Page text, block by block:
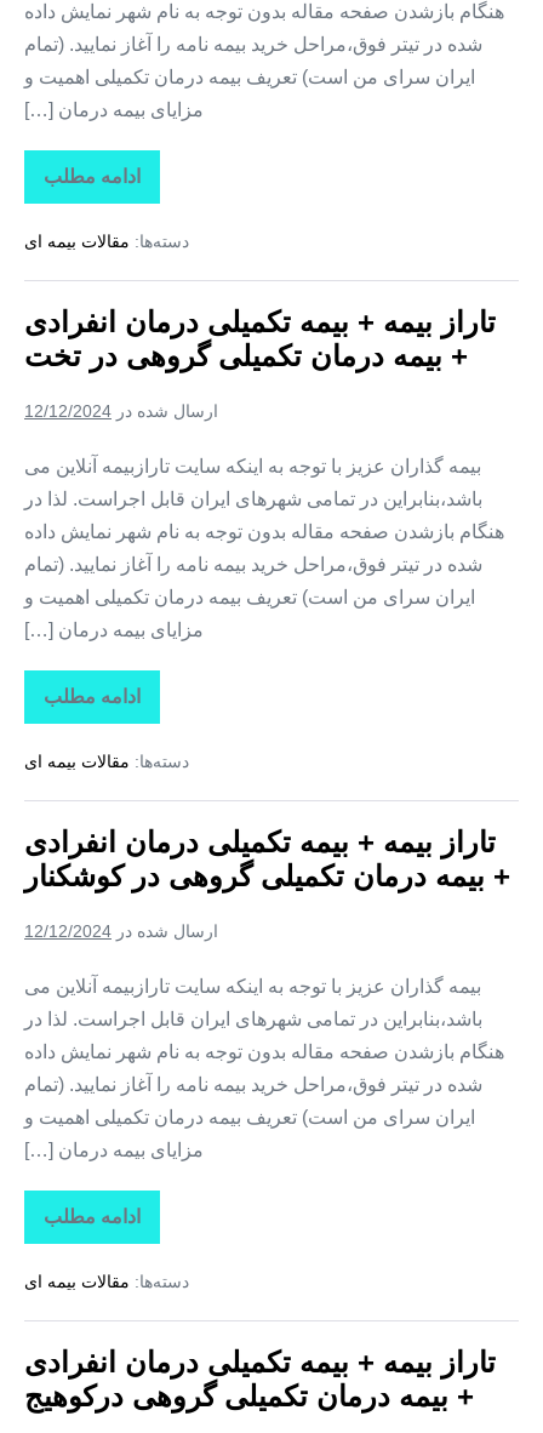
هنگام بازشدن صفحه مقاله بدون توجه به نام شهر نمایش داده
شده در تیتر فوق،مراحل خرید بیمه نامه را آغاز نمایید. (تمام
ایران سرای من است) تعریف بیمه درمان تکمیلی اهمیت و
مزایای بیمه درمان […]
ادامه مطلب
تاراز
بیمه
بیمه
درمان
+
بیمه
درمان
تکمیلی
در
دسته‌ها: مقالات بیمه ای
تاراز بیمه + بیمه تکمیلی درمان انفرادی
+ بیمه درمان تکمیلی گروهی در تخت
ارسال شده در 12/12/2024
بیمه گذاران عزیز با توجه به اینکه سایت تارازبیمه آنلاین می
باشد،بنابراین در تمامی شهرهای ایران قابل اجراست. لذا در
هنگام بازشدن صفحه مقاله بدون توجه به نام شهر نمایش داده
شده در تیتر فوق،مراحل خرید بیمه نامه را آغاز نمایید. (تمام
ایران سرای من است) تعریف بیمه درمان تکمیلی اهمیت و
مزایای بیمه درمان […]
ادامه مطلب
تاراز
بیمه
بیمه
درمان
+
بیمه
درمان
تکمیلی
در
دسته‌ها: مقالات بیمه ای
تاراز بیمه + بیمه تکمیلی درمان انفرادی
+ بیمه درمان تکمیلی گروهی در کوشکنار
ارسال شده در 12/12/2024
بیمه گذاران عزیز با توجه به اینکه سایت تارازبیمه آنلاین می
باشد،بنابراین در تمامی شهرهای ایران قابل اجراست. لذا در
هنگام بازشدن صفحه مقاله بدون توجه به نام شهر نمایش داده
شده در تیتر فوق،مراحل خرید بیمه نامه را آغاز نمایید. (تمام
ایران سرای من است) تعریف بیمه درمان تکمیلی اهمیت و
مزایای بیمه درمان […]
ادامه مطلب
تاراز
بیمه
بیمه
درمان
+
بیمه
درمان
تکمیلی
دسته‌ها: مقالات بیمه ای
تاراز بیمه + بیمه تکمیلی درمان انفرادی
+ بیمه درمان تکمیلی گروهی درکوهیج